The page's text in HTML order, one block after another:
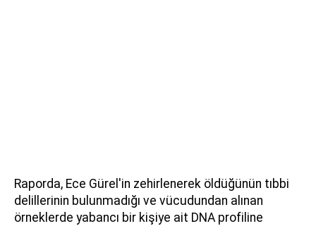
Raporda, Ece Gürel'in zehirlenerek öldüğünün tıbbi
delillerinin bulunmadığı ve vücudundan alınan
örneklerde yabancı bir kişiye ait DNA profiline